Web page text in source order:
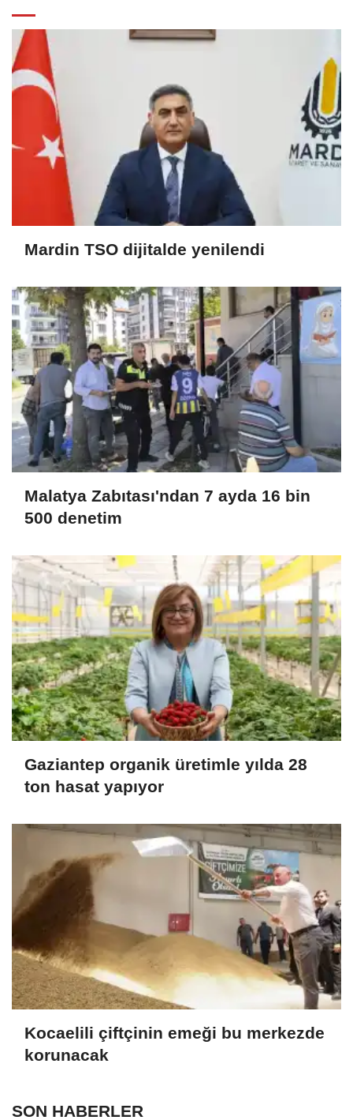
Mardin TSO dijitalde yenilendi
Malatya Zabıtası'ndan 7 ayda 16 bin
500 denetim
Gaziantep organik üretimle yılda 28
ton hasat yapıyor
Kocaelili çiftçinin emeği bu merkezde
korunacak
SON HABERLER